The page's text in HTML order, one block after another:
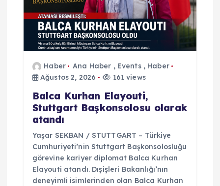
Haber Ana Haber , Events, Haber
Ağustos 2, 2026
161 views
Balca Kurhan Elayouti,
Stuttgart Başkonsolosu olarak
atandı
Yaşar SEKBAN / STUTTGART – Türkiye
Cumhuriyeti’nin Stuttgart Başkonsolosluğu
görevine kariyer diplomat Balca Kurhan
Elayouti atandı. Dışişleri Bakanlığı’nın
deneyimli isimlerinden olan Balca Kurhan